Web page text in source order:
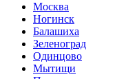
Москва
Ногинск
Балашиха
Зеленоград
Одинцово
Мытищи